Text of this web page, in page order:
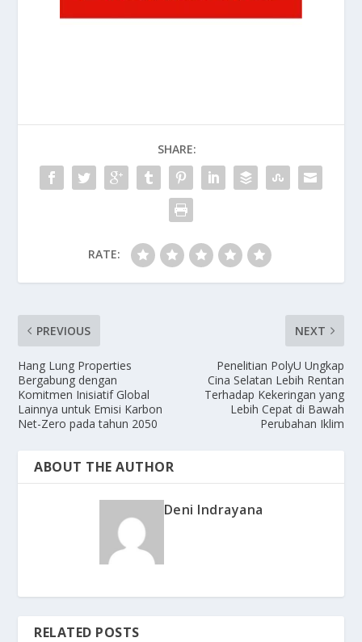
SHARE:
RATE:
PREVIOUS
Hang Lung Properties
Bergabung dengan
Komitmen Inisiatif Global
Lainnya untuk Emisi Karbon
Net-Zero pada tahun 2050
NEXT
Penelitian PolyU Ungkap
Cina Selatan Lebih Rentan
Terhadap Kekeringan yang
Lebih Cepat di Bawah
Perubahan Iklim
ABOUT THE AUTHOR
Deni Indrayana
RELATED POSTS